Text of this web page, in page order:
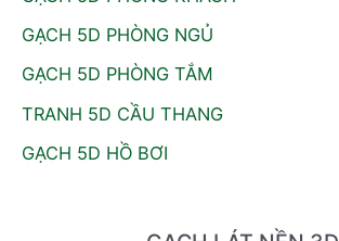
GẠCH 5D PHÒNG NGỦ
GẠCH 5D PHÒNG TẮM
TRANH 5D CẦU THANG
GẠCH 5D HỒ BƠI